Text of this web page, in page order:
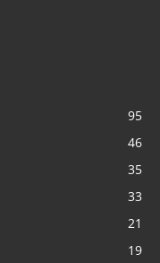
95
46
35
33
21
19